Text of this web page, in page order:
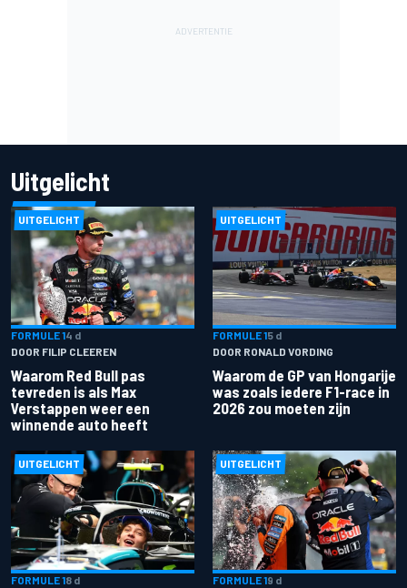
Uitgelicht
UITGELICHT
FORMULE 14 d
DOOR FILIP CLEEREN
Waarom Red Bull pas
tevreden is als Max
Verstappen weer een
winnende auto heeft
UITGELICHT
FORMULE 15 d
DOOR RONALD VORDING
Waarom de GP van Hongarije
was zoals iedere F1-race in
2026 zou moeten zijn
UITGELICHT
FORMULE 18 d
UITGELICHT
FORMULE 19 d